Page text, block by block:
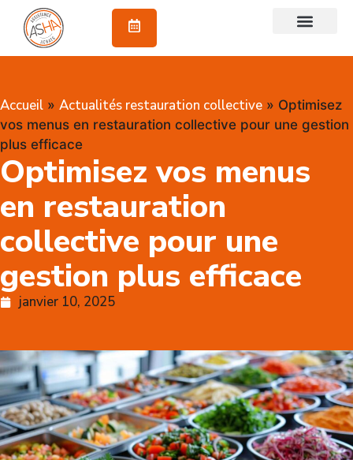
Accueil » Actualités restauration collective » Optimisez
vos menus en restauration collective pour une gestion
plus efficace
Optimisez vos menus
en restauration
collective pour une
gestion plus efficace
janvier 10, 2025